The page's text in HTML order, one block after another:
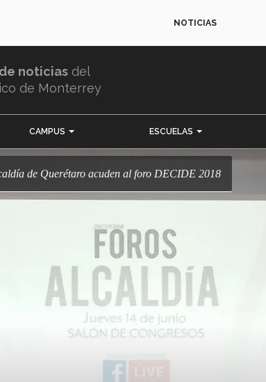
NOTICIAS
noticias del
de Monterrey
CAMPUS ESCUELAS
de Querétaro acuden al foro DECIDE 2018